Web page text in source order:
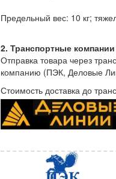
Предельный вес: 10 кг;
2. Транспортные компании
Отправка товара через
компанию (ПЭК, Деловые
Стоимость доставка до